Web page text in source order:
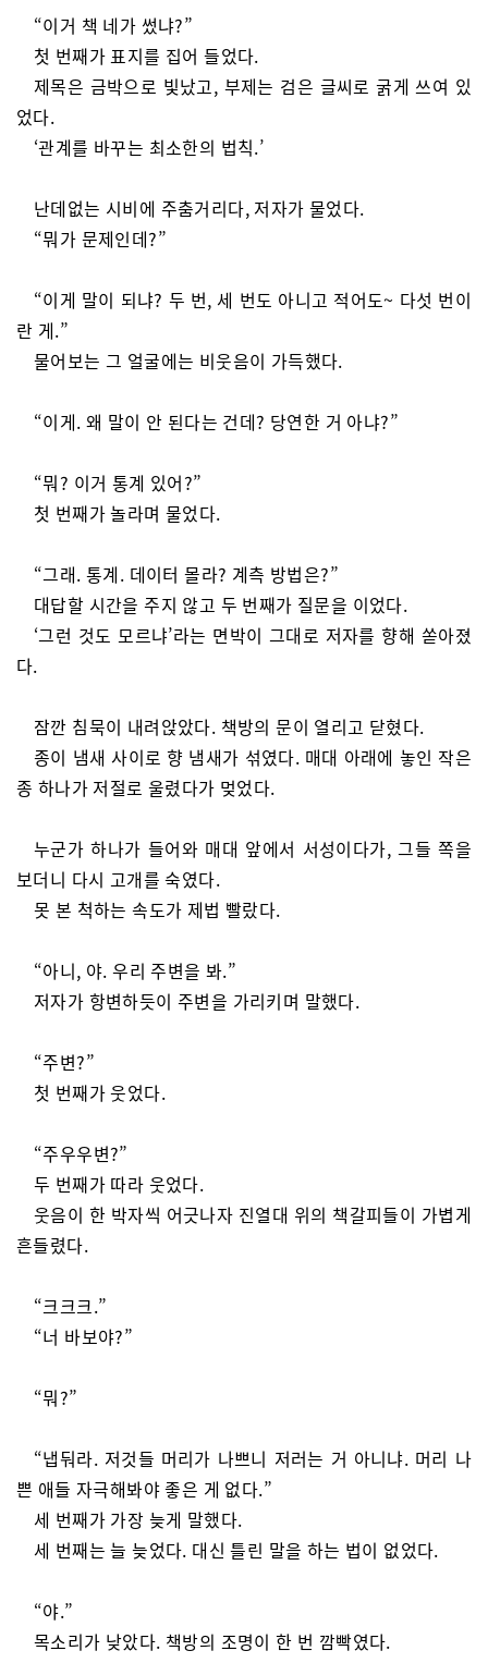
“이거 책 네가 썼냐?”
첫 번째가 표지를 집어 들었다.
제목은 금박으로 빛났고, 부제는 검은 글씨로 굵게 쓰여 있
었다.
‘관계를 바꾸는 최소한의 법칙.’
난데없는 시비에 주춤거리다, 저자가 물었다.
“뭐가 문제인데?”
“이게 말이 되냐? 두 번, 세 번도 아니고 적어도~ 다섯 번이
란 게.”
물어보는 그 얼굴에는 비웃음이 가득했다.
“이게. 왜 말이 안 된다는 건데? 당연한 거 아냐?”
“뭐? 이거 통계 있어?”
첫 번째가 놀라며 물었다.
“그래. 통계. 데이터 몰라? 계측 방법은?”
대답할 시간을 주지 않고 두 번째가 질문을 이었다.
‘그런 것도 모르냐’라는 면박이 그대로 저자를 향해 쏟아졌
다.
잠깐 침묵이 내려앉았다. 책방의 문이 열리고 닫혔다.
종이 냄새 사이로 향 냄새가 섞였다. 매대 아래에 놓인 작은
종 하나가 저절로 울렸다가 멎었다.
누군가 하나가 들어와 매대 앞에서 서성이다가, 그들 쪽을
보더니 다시 고개를 숙였다.
못 본 척하는 속도가 제법 빨랐다.
“아니, 야. 우리 주변을 봐.”
저자가 항변하듯이 주변을 가리키며 말했다.
“주변?”
첫 번째가 웃었다.
“주우우변?”
두 번째가 따라 웃었다.
웃음이 한 박자씩 어긋나자 진열대 위의 책갈피들이 가볍게
흔들렸다.
“크크크.”
“너 바보야?”
“뭐?”
“냅둬라. 저것들 머리가 나쁘니 저러는 거 아니냐. 머리 나
쁜 애들 자극해봐야 좋은 게 없다.”
세 번째가 가장 늦게 말했다.
세 번째는 늘 늦었다. 대신 틀린 말을 하는 법이 없었다.
“야.”
목소리가 낮았다. 책방의 조명이 한 번 깜빡였다.